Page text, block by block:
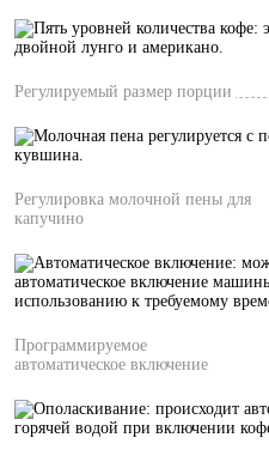
Регулируемый размер порции
Регулировка молочной пены для
капучино
Программируемое
автоматическое включение